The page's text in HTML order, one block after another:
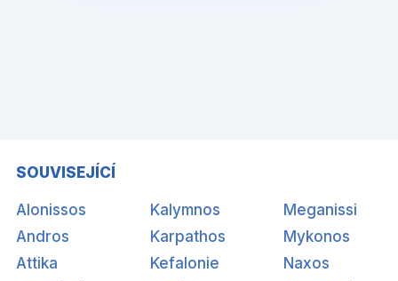
SOUVISEJÍCÍ
Alonissos
Andros
Attika
Kalymnos
Karpathos
Kefalonie
Meganissi
Mykonos
Naxos